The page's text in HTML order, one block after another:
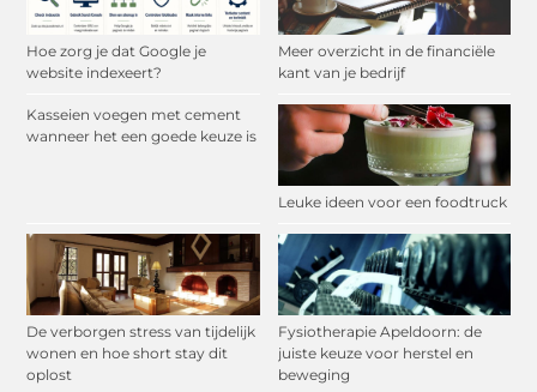
Hoe zorg je dat Google je
website indexeert?
Meer overzicht in de financiële
kant van je bedrijf
Kasseien voegen met cement
wanneer het een goede keuze is
Leuke ideen voor een foodtruck
De verborgen stress van tijdelijk
wonen en hoe short stay dit
oplost
Fysiotherapie Apeldoorn: de
juiste keuze voor herstel en
beweging